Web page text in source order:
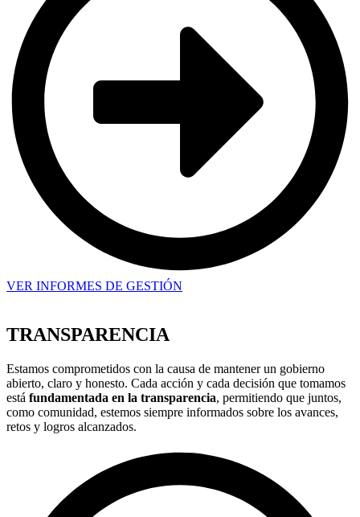
VER INFORMES DE GESTIÓN
TRANSPARENCIA
Estamos comprometidos con la causa de mantener un gobierno
abierto, claro y honesto. Cada acción y cada decisión que tomamos
está fundamentada en la transparencia, permitiendo que juntos,
como comunidad, estemos siempre informados sobre los avances,
retos y logros alcanzados.